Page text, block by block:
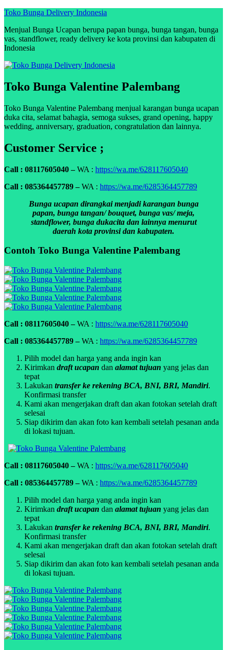
Skip
content
Toko Bunga Delivery Indonesia
Menjual Bunga Ucapan berupa papan bunga, bunga tangan, bunga
vas, standflower, ready delivery ke kota provinsi dan kabupaten di
Indonesia
Toko Bunga Valentine Palembang
Toko Bunga Valentine Palembang menjual karangan bunga ucapan
duka cita, selamat bahagia, semoga sukses, grand opening, happy
wedding, anniversary, graduation, congratulation dan lainnya.
Customer Service ;
Call : 08117605040 –WA : https://wa.me/628117605040
Call : 085364457789 –WA : https://wa.me/6285364457789
Bunga ucapan dirangkai menjadi karangan bunga
papan, bunga tangan/ bouquet, bunga vas/ meja,
standflower, bunga dukacita dan lainnya menurut
daerah kota provinsi dan kabupaten.
Contoh Toko Bunga Valentine Palembang
Call : 08117605040 –WA : https://wa.me/628117605040
Call : 085364457789 –WA : https://wa.me/6285364457789
Pilih model dan harga yang anda ingin kan
Kirimkan draft ucapan dan alamat tujuan yang jelas dan
tepat
Lakukan transfer ke rekening BCA, BNI, BRI, Mandiri.
Konfirmasi transfer
Kami akan mengerjakan draft dan akan fotokan setelah draft
selesai
Siap dikirim dan akan foto kan kembali setelah pesanan anda
di lokasi tujuan.
Call : 08117605040 –WA : https://wa.me/628117605040
Call : 085364457789 –WA : https://wa.me/6285364457789
Pilih model dan harga yang anda ingin kan
Kirimkan draft ucapan dan alamat tujuan yang jelas dan
tepat
Lakukan transfer ke rekening BCA, BNI, BRI, Mandiri.
Konfirmasi transfer
Kami akan mengerjakan draft dan akan fotokan setelah draft
selesai
Siap dikirim dan akan foto kan kembali setelah pesanan anda
di lokasi tujuan.